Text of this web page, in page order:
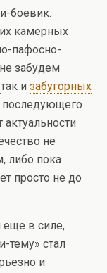
боевик.
камерных
пафосно-
забудем
так и забугорных
не
либо пока
просто не до
еще в силе,
тему» стал
и